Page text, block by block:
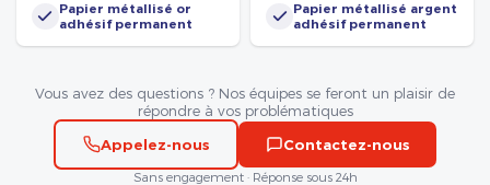
Papier métallisé or
adhésif permanent
Papier métallisé argent
adhésif permanent
Vous avez des questions ? Nos équipes se feront un plaisir de
répondre à vos problématiques
Appelez-nous
Contactez-nous
Sans engagement · Réponse sous 24h